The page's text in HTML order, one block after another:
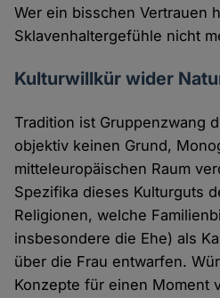
Wer ein bisschen Vertrauen
Sklavenhaltergefühle nicht
Kulturwillkür wider
Tradition ist Gruppenzwang
objektiv keinen Grund,
mitteleuropäischen Raum
Spezifika dieses Kulturguts
Religionen, welche
insbesondere die Ehe) als
über die Frau entwarfen.
Konzepte für einen Moment